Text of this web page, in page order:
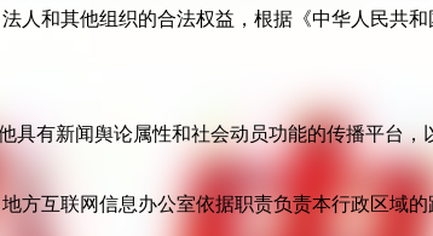
人和其他组织的合法权益，根据《中华人民共
有新闻舆论属性和社会动员功能的传播平台
方互联网信息办公室依据职责负责本行政区域